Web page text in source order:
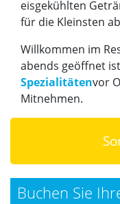
eisgekühlten
für die Kleinsten ab
Willkommen im
abends geöffnet
Spezialitätenvor
Mitnehmen.
Buchen Sie